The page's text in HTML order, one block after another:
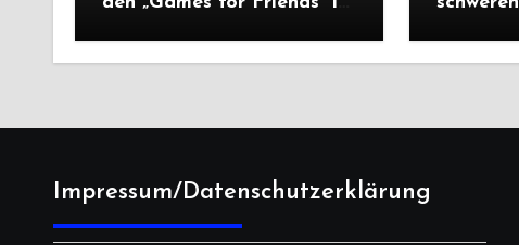
Saison
Impressum/Datenschutzerklärung